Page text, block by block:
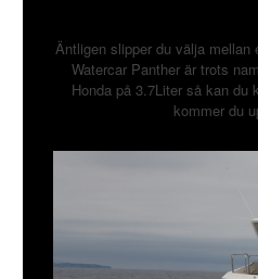
Äntligen slipper du välja
Watercar Panther är trots
Honda på 3.7Liter så kan du
kommer du